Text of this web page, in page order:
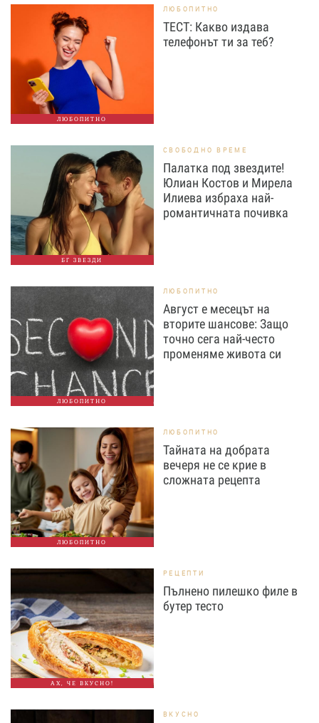
ЛЮБОПИТНО
ЛЮБОПИТНО
ТЕСТ: Какво издава
телефонът ти за теб?
БГ ЗВЕЗДИ
СВОБОДНО ВРЕМЕ
Палатка под звездите!
Юлиан Костов и Мирела
Илиева избраха най-
романтичната почивка
ЛЮБОПИТНО
ЛЮБОПИТНО
Август е месецът на
вторите шансове: Защо
точно сега най-често
променяме живота си
ЛЮБОПИТНО
ЛЮБОПИТНО
Тайната на добрата
вечеря не се крие в
сложната рецепта
АХ, ЧЕ ВКУСНО!
РЕЦЕПТИ
Пълнено пилешко филе в
бутер тесто
ВКУСНО